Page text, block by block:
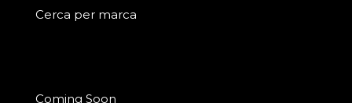
Cerca per marca
Coming Soon